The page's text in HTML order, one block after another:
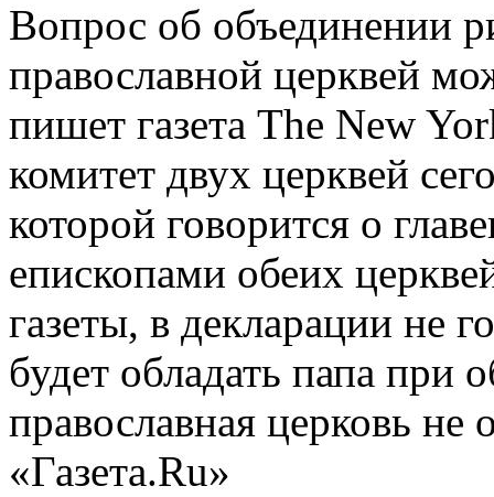
Вопрос об объединении
православной церквей
пишет газета The New
комитет двух церквей
которой говорится о
епископами обеих
газеты, в декларации не
будет обладать папа при
православная церковь
«Газета.Ru»